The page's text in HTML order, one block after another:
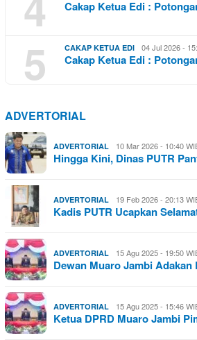
Cakap Ketua Edi :
5 CAKAP KETUA EDI 04 Jul 2026 -
Cakap Ketua Edi :
ADVERTORIAL
ADVERTORIAL 10 Mar 2026 - 10:40
Hingga Kini, Dinas PUTR
ADVERTORIAL 19 Feb 2026 - 20:13
Kadis PUTR Ucapkan
ADVERTORIAL 15 Agu 2025 - 19:50
Dewan Muaro Jambi
ADVERTORIAL 15 Agu 2025 - 15:46
Ketua DPRD Muaro Jambi